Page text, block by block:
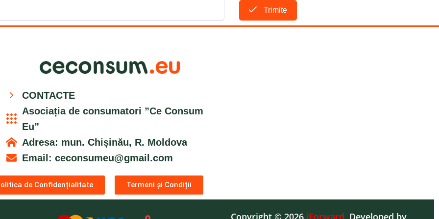
Trimite
CONTACTE
Asociația de consumatori ”Ce Consum
Eu”
Adresa: mun. Chișinău, R. Moldova
Email: ceconsumeu@gmail.com
de Confidențialitate Termeni și Condiții
Copyright © 2026 iForward Developed by